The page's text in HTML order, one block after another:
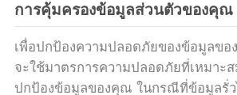
เว็บไซต์
นโยบาย
การคุ้มครองข้อมูลส่วนตัวของคุณ
เพื่อปกป้องความปลอดภัยของข้อมูลขอ
จะใช้มาตรการความปลอดภัยที่เหมาะ
ปกป้องข้อมูลของคุณ ในกรณีที่ข้อมูลรั่ว